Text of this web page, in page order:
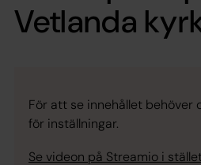
Vetlanda
För att se innehållet behöver
för inställningar.
Se videon på Streamio i